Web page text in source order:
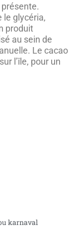
le glycéria,
produit
au sein de
Le cacao
l’île, pour un
karnaval